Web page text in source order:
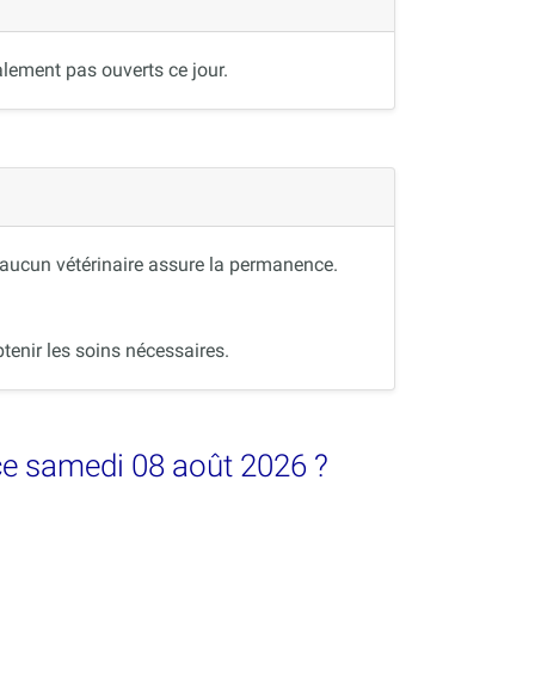
pas ouverts ce jour.
vétérinaire assure la permanence.
les soins nécessaires.
samedi 08 août 2026 ?